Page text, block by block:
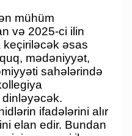
mühüm
və 2025-ci ilin
keçiriləcək əsas
mədəniyyət,
sahələrində
dinləyəcək.
ifadələrini alır
elan edir. Bundan